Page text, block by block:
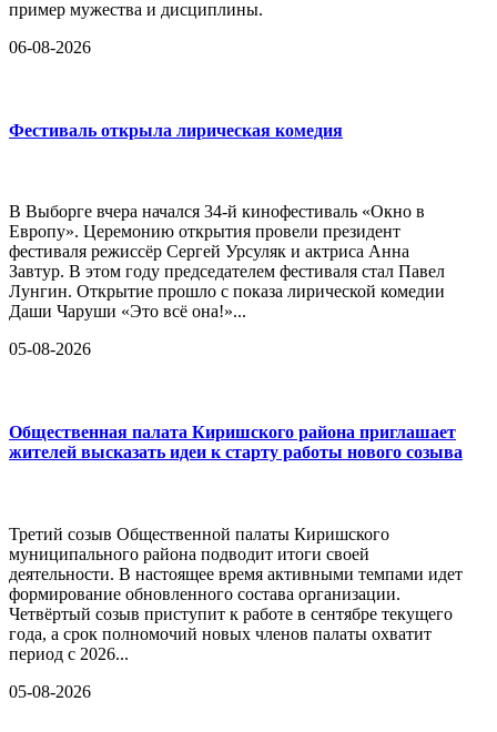
пример мужества и дисциплины.
06-08-2026
Фестиваль открыла лирическая комедия
В Выборге вчера начался 34-й кинофестиваль «Окно в
Европу». Церемонию открытия провели президент
фестиваля режиссёр Сергей Урсуляк и актриса Анна
Завтур. В этом году председателем фестиваля стал Павел
Лунгин. Открытие прошло с показа лирической комедии
Даши Чаруши «Это всё она!»...
05-08-2026
Общественная палата Киришского района приглашает
жителей высказать идеи к старту работы нового созыва
Третий созыв Общественной палаты Киришского
муниципального района подводит итоги своей
деятельности. В настоящее время активными темпами идет
формирование обновленного состава организации.
Четвёртый созыв приступит к работе в сентябре текущего
года, а срок полномочий новых членов палаты охватит
период с 2026...
05-08-2026